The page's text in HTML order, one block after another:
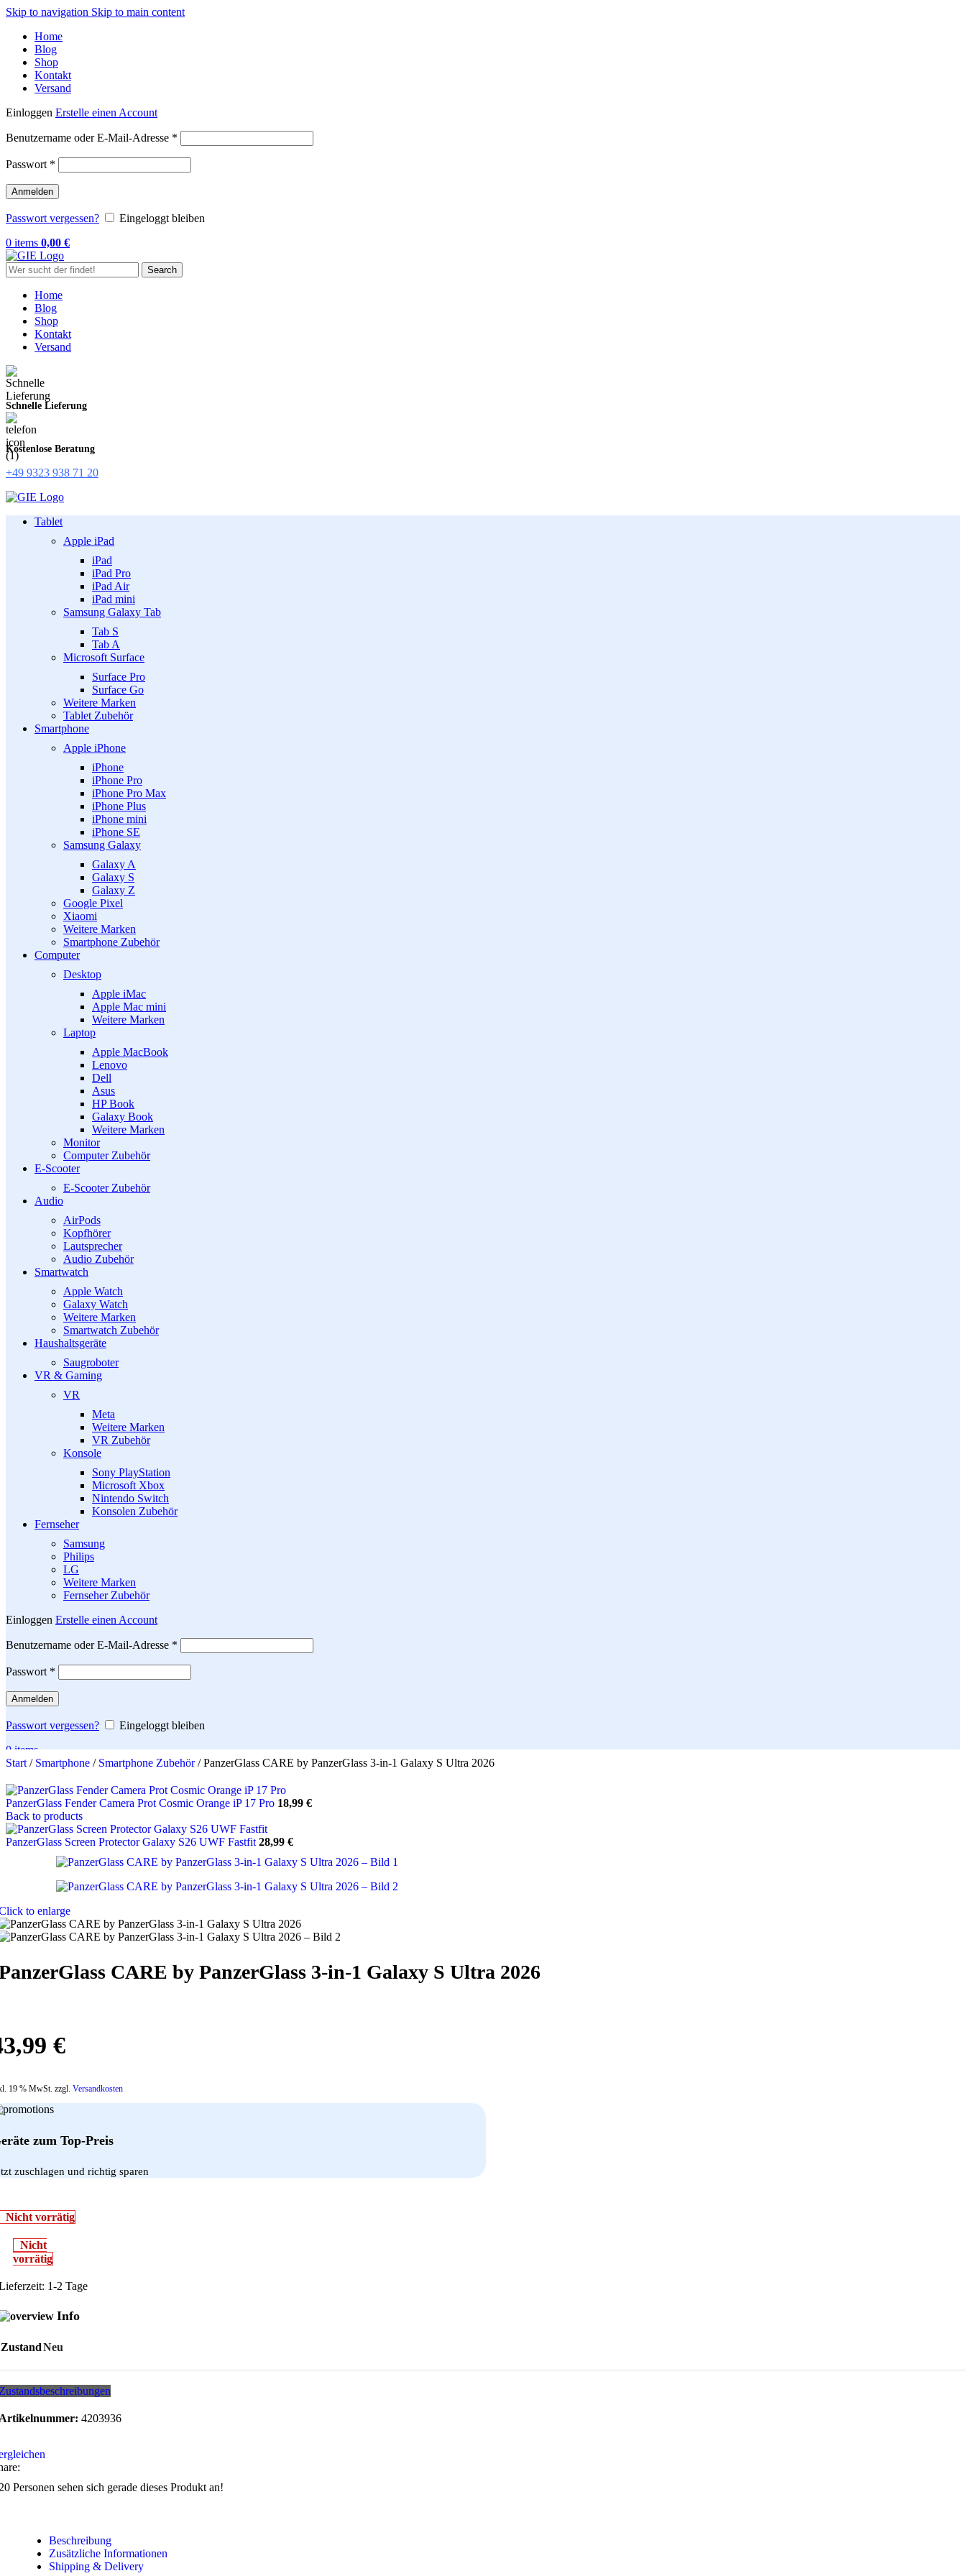
Skip to navigation Skip to main content
Home
Blog
Shop
Kontakt
Versand
Einloggen Erstelle einen Account
Benutzername oder E-Mail-Adresse *
Passwort *
Anmelden
Passwort vergessen?
Eingeloggt bleiben
0 items 0,00 €
Search
Home
Blog
Shop
Kontakt
Versand
Schnelle Lieferung
Kostenlose Beratung
+49 9323 938 71 20
Tablet
Apple iPad
iPad
iPad Pro
iPad Air
iPad mini
Samsung Galaxy Tab
Tab S
Tab A
Microsoft Surface
Surface Pro
Surface Go
Weitere Marken
Tablet Zubehör
Smartphone
Apple iPhone
iPhone
iPhone Pro
iPhone Pro Max
iPhone Plus
iPhone mini
iPhone SE
Samsung Galaxy
Galaxy A
Galaxy S
Galaxy Z
Google Pixel
Xiaomi
Weitere Marken
Smartphone Zubehör
Computer
Desktop
Apple iMac
Apple Mac mini
Weitere Marken
Laptop
Apple MacBook
Lenovo
Dell
Asus
HP Book
Galaxy Book
Weitere Marken
Monitor
Computer Zubehör
E-Scooter
E-Scooter Zubehör
Audio
AirPods
Kopfhörer
Lautsprecher
Audio Zubehör
Smartwatch
Apple Watch
Galaxy Watch
Weitere Marken
Smartwatch Zubehör
Haushaltsgeräte
Saugroboter
VR & Gaming
VR
Meta
Weitere Marken
VR Zubehör
Konsole
Sony PlayStation
Microsoft Xbox
Nintendo Switch
Konsolen Zubehör
Fernseher
Samsung
Philips
LG
Weitere Marken
Fernseher Zubehör
Einloggen Erstelle einen Account
Benutzername oder E-Mail-Adresse *
Passwort *
Anmelden
Passwort vergessen?
Eingeloggt bleiben
0items
Search
Start / Smartphone / Smartphone Zubehör/ PanzerGlass CARE by PanzerGlass 3-in-1 Galaxy S Ultra 2026
PanzerGlass Fender Camera Prot Cosmic Orange iP 17 Pro 18,99 €
Back to products
PanzerGlass Screen Protector Galaxy S26 UWF Fastfit 28,99 €
to enlarge
CARE by PanzerGlass 3-in-1 Galaxy S Ultra 2026
€
19 % MwSt. zzgl. Versandkosten
zum Top-Preis
zuschlagen und richtig sparen
Nicht vorrätig
Nicht
vorrätig
1-2 Tage
Info
ZustandNeu
4203936
Personen sehen sich gerade dieses Produkt an!
Beschreibung
Zusätzliche Informationen
Shipping & Delivery